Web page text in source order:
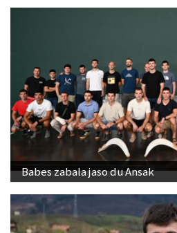
Babes zabala jaso du Ansak